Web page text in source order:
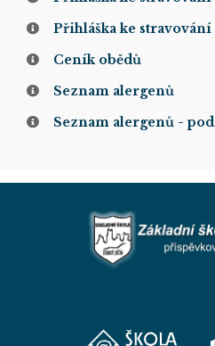
Přihláška ke
Ceník obědů
Seznam alergenů
Seznam alergenů -